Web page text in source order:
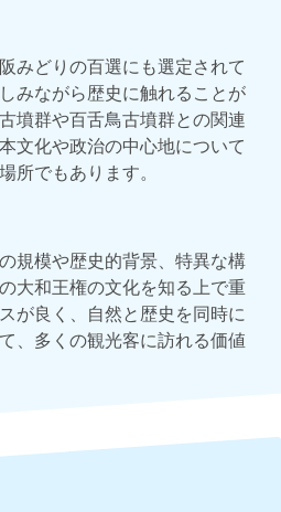
みどりの百選にも選定されて
みながら歴史に触れることが
墳群や百舌鳥古墳群との関連
文化や政治の中心地について
所でもあります。
規模や歴史的背景、特異な構
大和王権の文化を知る上で重
が良く、自然と歴史を同時に
、多くの観光客に訪れる価値